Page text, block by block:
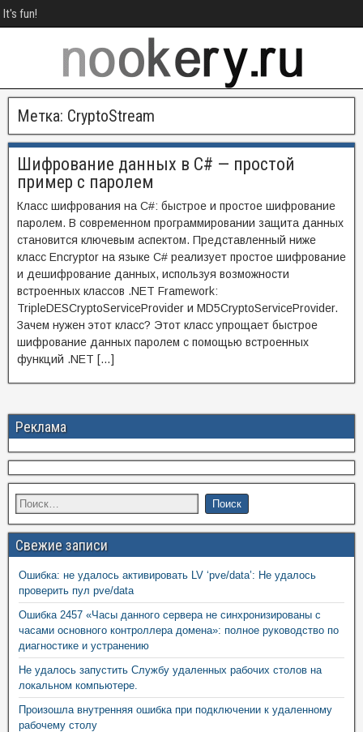
It's fun!
Метка: CryptoStream
Шифрование данных в C# — простой
пример с паролем
Класс шифрования на C#: быстрое и простое шифрование
паролем. В современном программировании защита данных
становится ключевым аспектом. Представленный ниже
класс Encryptor на языке C# реализует простое шифрование
и дешифрование данных, используя возможности
встроенных классов .NET Framework:
TripleDESCryptoServiceProvider и MD5CryptoServiceProvider.
Зачем нужен этот класс? Этот класс упрощает быстрое
шифрование данных паролем с помощью встроенных
функций .NET […]
Реклама
Свежие записи
Ошибка: не удалось активировать LV ‘pve/data’: Не удалось
проверить пул pve/data
Ошибка 2457 «Часы данного сервера не синхронизированы с
часами основного контроллера домена»: полное руководство по
диагностике и устранению
Не удалось запустить Службу удаленных рабочих столов на
локальном компьютере.
Произошла внутренняя ошибка при подключении к удаленному
рабочему столу